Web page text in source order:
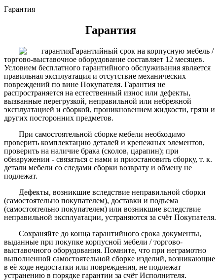
Гарантия
Гарантия
Гарантийный срок на корпусную мебель /
торгово-выставочное оборудование составляет 12 месяцев.
Условием бесплатного гарантийного обслуживания является
правильная эксплуатация и отсутствие механических
повреждений по вине Покупателя. Гарантия не
распространяется на естественный износ или дефекты,
вызванные перегрузкой, неправильной или небрежной
эксплуатацией и сборкой, проникновением жидкости, грязи и
других посторонних предметов.
При самостоятельной сборке мебели необходимо
проверить комплектацию деталей и крепежных элементов,
проверить на наличие брака (сколов, царапин); при
обнаружении - связаться с нами и приостановить сборку, т. к.
детали мебели со следами сборки возврату и обмену не
подлежат.
Дефекты, возникшие вследствие неправильной сборки
(самостоятельно покупателем), доставки и подъема
(самостоятельно покупателем) или возникшие вследствие
неправильной эксплуатации, устраняются за счёт Покупателя.
Сохраняйте до конца гарантийного срока документы,
выданные при покупке корпусной мебели / торгово-
выставочного оборудования. Помните, что при неграмотно
выполненной самостоятельной сборке изделий, возникающие
в её ходе недостатки или повреждения, не подлежат
устранению в порядке гарантии за счёт Исполнителя.